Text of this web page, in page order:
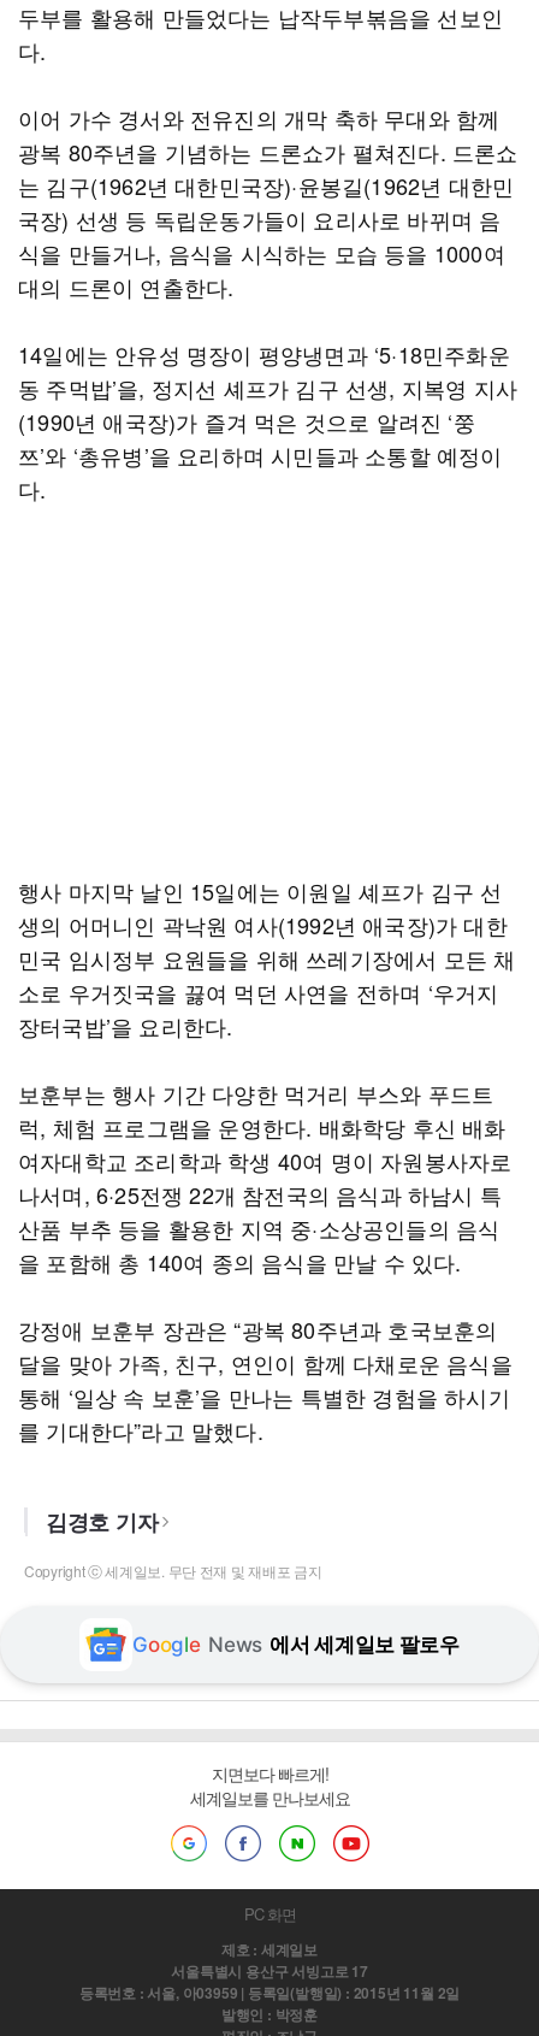
두부를 활용해 만들었다는 납작두부볶음을 선보인
다.
이어 가수 경서와 전유진의 개막 축하 무대와 함께
광복 80주년을 기념하는 드론쇼가 펼쳐진다. 드론쇼
는 김구(1962년 대한민국장)·윤봉길(1962년 대한민
국장) 선생 등 독립운동가들이 요리사로 바뀌며 음
식을 만들거나, 음식을 시식하는 모습 등을 1000여
대의 드론이 연출한다.
14일에는 안유성 명장이 평양냉면과 ‘5·18민주화운
동 주먹밥’을, 정지선 셰프가 김구 선생, 지복영 지사
(1990년 애국장)가 즐겨 먹은 것으로 알려진 ‘쭝
쯔’와 ‘총유병’을 요리하며 시민들과 소통할 예정이
다.
행사 마지막 날인 15일에는 이원일 셰프가 김구 선
생의 어머니인 곽낙원 여사(1992년 애국장)가 대한
민국 임시정부 요원들을 위해 쓰레기장에서 모든 채
소로 우거짓국을 끓여 먹던 사연을 전하며 ‘우거지
장터국밥’을 요리한다.
보훈부는 행사 기간 다양한 먹거리 부스와 푸드트
럭, 체험 프로그램을 운영한다. 배화학당 후신 배화
여자대학교 조리학과 학생 40여 명이 자원봉사자로
나서며, 6·25전쟁 22개 참전국의 음식과 하남시 특
산품 부추 등을 활용한 지역 중·소상공인들의 음식
을 포함해 총 140여 종의 음식을 만날 수 있다.
강정애 보훈부 장관은 “광복 80주년과 호국보훈의
달을 맞아 가족, 친구, 연인이 함께 다채로운 음식을
통해 ‘일상 속 보훈’을 만나는 특별한 경험을 하시기
를 기대한다”라고 말했다.
김경호 기자
Copyright ⓒ 세계일보. 무단 전재 및 재배포 금지
Google News 에서 세계일보 팔로우
지면보다 빠르게!
세계일보를 만나보세요
PC 화면
제호 : 세계일보
서울특별시 용산구 서빙고로 17
등록번호 : 서울, 아03959 | 등록일(발행일) : 2015년 11월 2일
발행인 : 박정훈